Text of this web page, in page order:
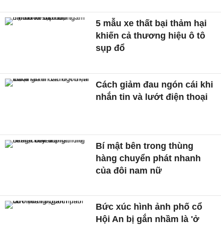
5 mẫu xe thất bại thảm hại
khiến cả thương hiệu ô tô
sụp đổ
Cách giảm đau ngón cái khi
nhắn tin và lướt điện thoại
Bí mật bên trong thùng
hàng chuyển phát nhanh
của đôi nam nữ
Bức xúc hình ảnh phố cổ
Hội An bị gắn nhầm là 'ở